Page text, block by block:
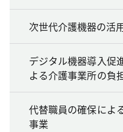
次世代介護機器の活
デジタル機器導入促
よる介護事業所の負
代替職員の確保によ
事業